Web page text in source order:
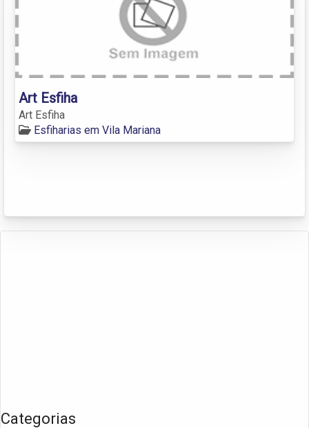
Art Esfiha
Art Esfiha
Esfiharias em Vila Mariana
Categorias